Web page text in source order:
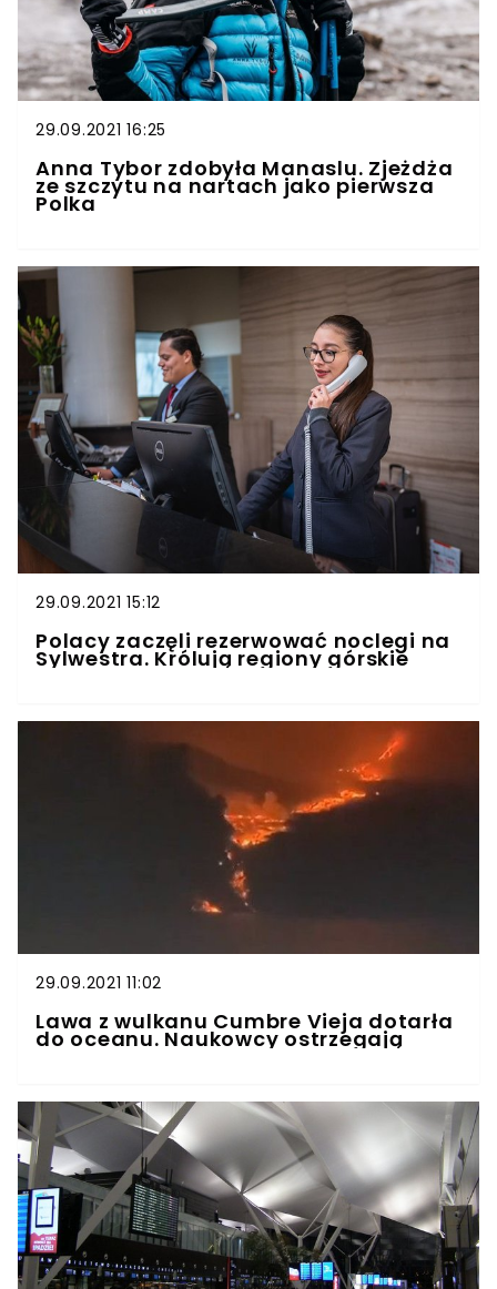
29.09.2021 16:25
Anna Tybor zdobyła Manaslu. Zjeżdża
ze szczytu na nartach jako pierwsza
Polka
29.09.2021 15:12
Polacy zaczęli rezerwować noclegi na
Sylwestra. Królują regiony górskie
29.09.2021 11:02
Lawa z wulkanu Cumbre Vieja dotarła
do oceanu. Naukowcy ostrzegają